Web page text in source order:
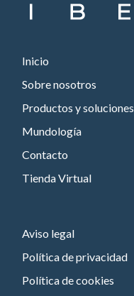
Inicio
Sobre nosotros
Productos y soluciones
Mundología
Contacto
Tienda Virtual
Aviso legal
Política de privacidad
Política de cookies